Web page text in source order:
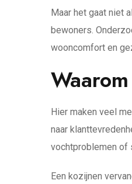
Maar het gaat niet
bewoners.
wooncomfort en
Hier maken veel
naar
vochtproblemen of
Een kozijnen